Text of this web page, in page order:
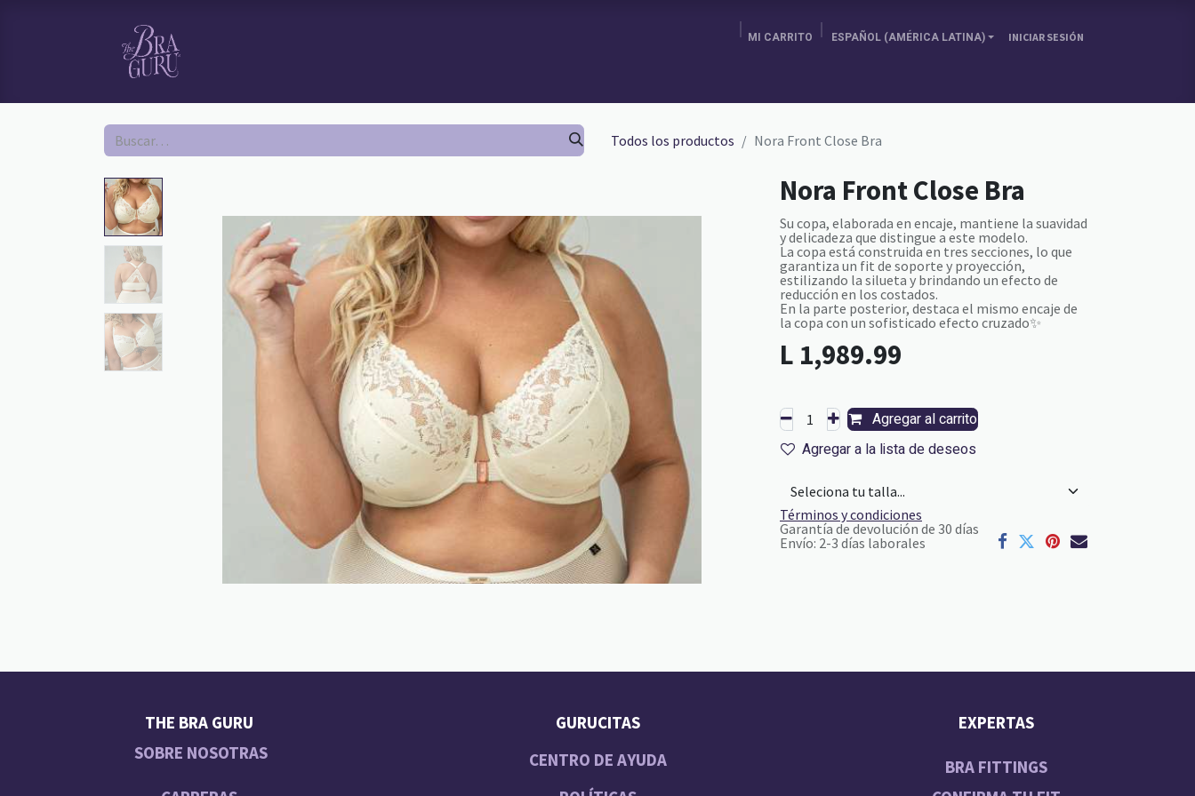
MI CARRITO ESPAÑOL (AMÉRICA LATINA) INICIAR SESIÓN
Todos los productos Nora Front Close Bra
Nora Front Close Bra
Su copa, elaborada en encaje, mantiene la suavidad
y delicadeza que distingue a este modelo.
La copa está construida en tres secciones, lo que
garantiza un fit de soporte y proyección,
estilizando la silueta y brindando un efecto de
reducción en los costados.
En la parte posterior, destaca el mismo encaje de
la copa con un sofisticado efecto cruzado✨
L 1,989.99
Agregar al carrito
Agregar a la lista de deseos
Términos y condiciones
Garantía de devolución de 30 días
Envío: 2-3 días laborales
THE BRA GURU
SOBRE NOSOTRAS
GURUCITAS
CENTRO DE AYUDA
EXPERTAS
BRA FITTINGS